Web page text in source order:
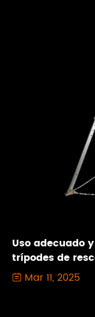
Uso adecuado
trípodes de
 Mar 11, 2025